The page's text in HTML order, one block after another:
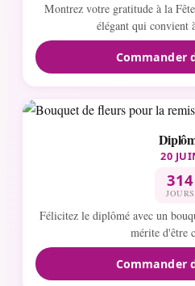
Montrez votre gratitude à la
élégant qui convient
Commander
20
314
JOURS
Félicitez le diplômé avec un
mérite d'être
Commander